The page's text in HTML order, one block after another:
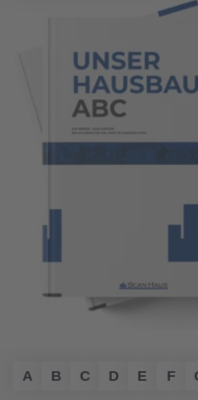
Allgemeines
GARTENGESTALTUNG FÜR
IHRE KINDER LIEBEN
spannender Entdeckungen und
Hier präsentieren wir Ihnen neun
A B C D E F